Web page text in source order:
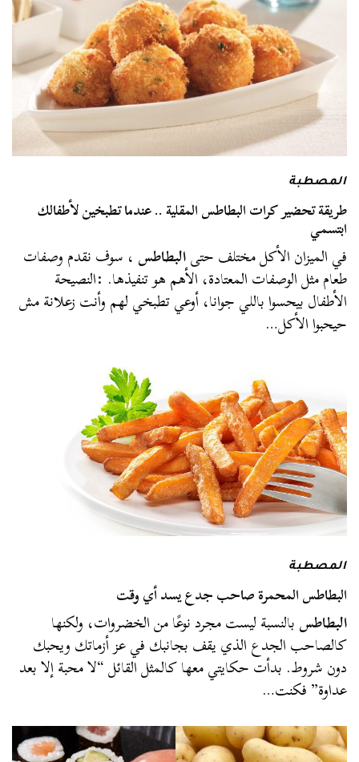
المصطبة
طريقة تحضير كرات البطاطس المقلية .. عندما تطبخين لأطفالك
ابتسمي
في الميزان الأكل مختلف حتىالبطاطس ، سوف نقدم وصفات
طعام مثل الوصفات المعتادة، الأهم هو تنفيذها. :النصيحة
الأطفال بيحسوا باللي جوانا، أوعي تطبخي لهم وأنت زعلانة مش
حيحبوا الأكل…
المصطبة
البطاطس المحمرة صاحب جدع يسد أي وقت
البطاطسبالنسبة ليست مجرد نوعًا من الخضروات، ولكنها
كالصاحب الجدع الذي يقف بجانبك في عز أزماتك ويحبك
دون شروط. بدأت حكايتي معها كالمثل القائل “لا محبة إلا بعد
عداوة” فكنت…